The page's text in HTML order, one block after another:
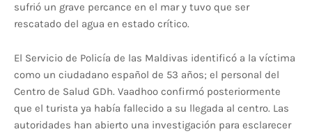
sufrió un grave percance en el mar y tuvo que ser
rescatado del agua en estado crítico.
El Servicio de Policía de las Maldivas identificó a la víctima
como un ciudadano español de 53 años; el personal del
Centro de Salud GDh. Vaadhoo confirmó posteriormente
que el turista ya había fallecido a su llegada al centro. Las
autoridades han abierto una investigación para esclarecer